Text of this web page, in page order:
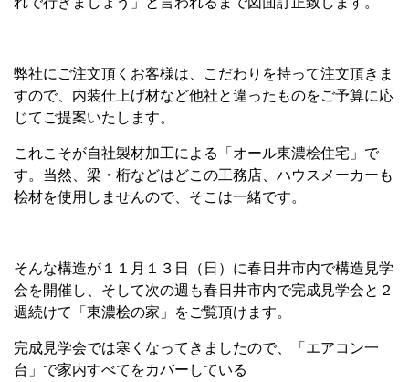
弊社にご注文頂くお客様は、こだわりを持って注文頂きま
すので、内装仕上げ材など他社と違ったものをご予算に応
じてご提案いたします。
これこそが自社製材加工による「オール東濃桧住宅」で
す。当然、梁・桁などはどこの工務店、ハウスメーカーも
桧材を使用しませんので、そこは一緒です。
そんな構造が１１月１３日（日）に春日井市内で構造見学
会を開催し、そして次の週も春日井市内で完成見学会と２
週続けて「東濃桧の家」をご覧頂けます。
完成見学会では寒くなってきましたので、「エアコン一
台」で家内すべてをカバーしている